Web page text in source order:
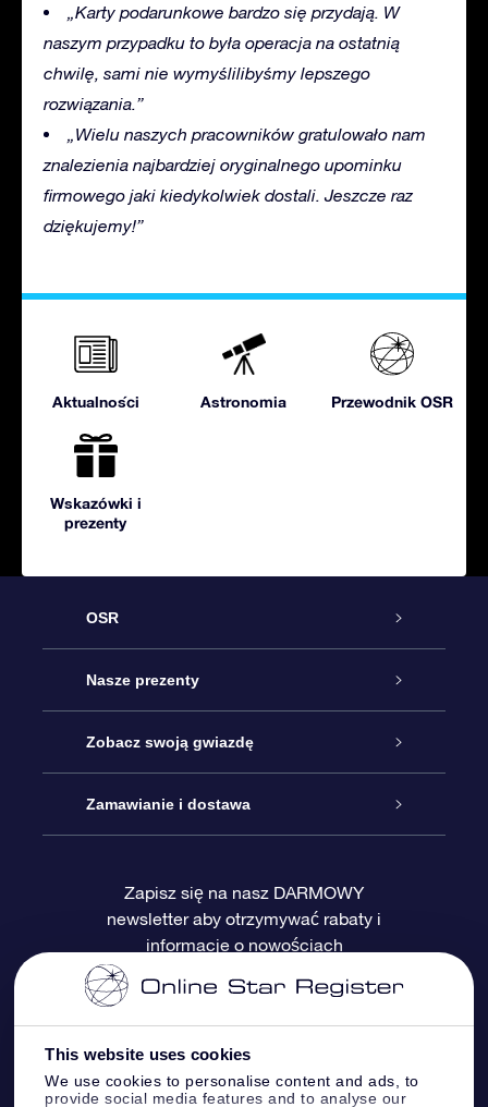
This website uses cookies
We use cookies to personalise content and ads, to
provide social media features and to analyse our
„Karty podarunkowe bardzo się przydają. W
naszym przypadku to była operacja na ostatnią
chwilę, sami nie wymyślilibyśmy lepszego
rozwiązania.”
„Wielu naszych pracowników gratulowało nam
znalezienia najbardziej oryginalnego upominku
firmowego jaki kiedykolwiek dostali. Jeszcze raz
dziękujemy!”
Aktualności Astronomia Przewodnik OSR
Wskazówki i
prezenty
OSR
Obsługa
Kontakt
Blog
Recenzje
Nasze prezenty
Podarunek Gwiazda Online
Pakiet Podarunkowy OSR
Karta podarunkowa OSR
Prezenty firmowe
Zobacz swoją gwiazdę
Rejestr Gwiazd
Sprsonalizowana Strona Gwiazdy
One Million Stars
Gwieździsty Wygaszacz Ekranu OSR
Zamawianie i dostawa
Metody płatności
Dostawa
Polityka zwrotów
Zapisz się na nasz DARMOWY
newsletter aby otrzymywać rabaty i
informacje o nowościach